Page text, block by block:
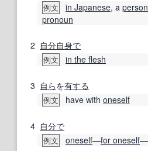
例文 in Japanese, a
pronoun
2 自分自身で
例文 in the flesh
3 自らを有する
例文 have with oneself
4 自分で
例文 oneself―for oneself―